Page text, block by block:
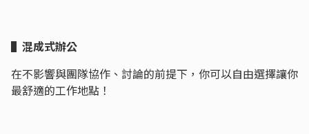
▌混成式辦公
在不影響與團隊協作、討論的前提下，你可以自由選擇讓你
最舒適的工作地點！